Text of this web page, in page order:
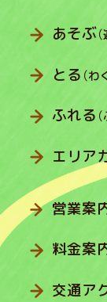
あそぶ
とる （
ふれる
エリア
営業案
料金案
交通ア